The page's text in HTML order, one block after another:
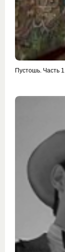
Пустошь. Часть